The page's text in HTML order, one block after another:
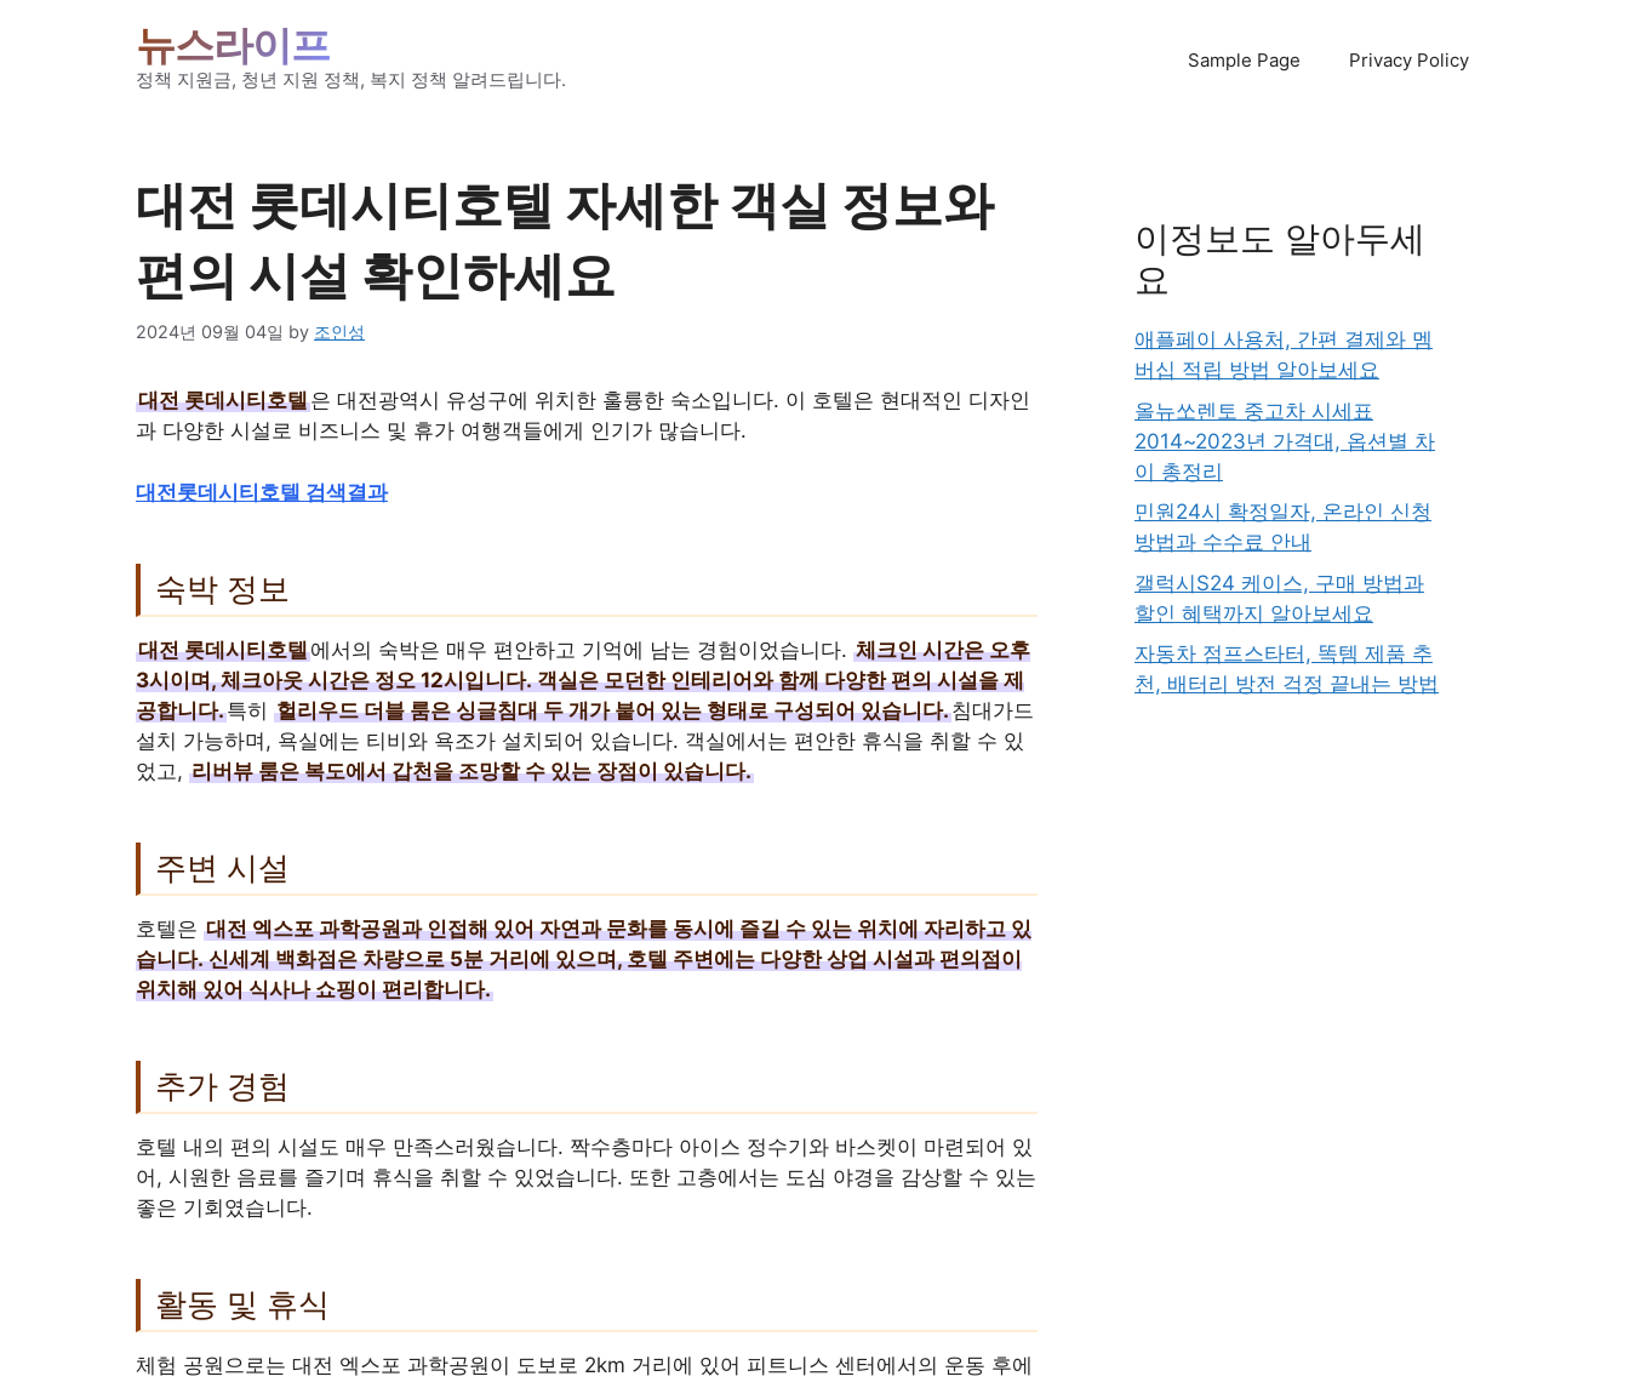
뉴스라이프
정책 지원금, 청년 지원 정책, 복지 정책 알려드립니다.
Sample Page Privacy Policy
대전 롯데시티호텔 자세한 객실 정보와
편의 시설 확인하세요
2024년 09월 04일 by 조인성
대전 롯데시티호텔은 대전광역시 유성구에 위치한 훌륭한 숙소입니다. 이 호텔은 현대적인 디자인
과 다양한 시설로 비즈니스 및 휴가 여행객들에게 인기가 많습니다.
대전롯데시티호텔 검색결과
숙박 정보
대전 롯데시티호텔에서의 숙박은 매우 편안하고 기억에 남는 경험이었습니다. 체크인 시간은 오후
3시이며, 체크아웃 시간은 정오 12시입니다. 객실은 모던한 인테리어와 함께 다양한 편의 시설을 제
공합니다.특히 헐리우드 더블 룸은 싱글침대 두 개가 붙어 있는 형태로 구성되어 있습니다.침대가드
설치 가능하며, 욕실에는 티비와 욕조가 설치되어 있습니다. 객실에서는 편안한 휴식을 취할 수 있
었고, 리버뷰 룸은 복도에서 갑천을 조망할 수 있는 장점이 있습니다.
주변 시설
호텔은 대전 엑스포 과학공원과 인접해 있어 자연과 문화를 동시에 즐길 수 있는 위치에 자리하고 있
습니다. 신세계 백화점은 차량으로 5분 거리에 있으며, 호텔 주변에는 다양한 상업 시설과 편의점이
위치해 있어 식사나 쇼핑이 편리합니다.
추가 경험
호텔 내의 편의 시설도 매우 만족스러웠습니다. 짝수층마다 아이스 정수기와 바스켓이 마련되어 있
어, 시원한 음료를 즐기며 휴식을 취할 수 있었습니다. 또한 고층에서는 도심 야경을 감상할 수 있는
좋은 기회였습니다.
활동 및 휴식
체험 공원으로는 대전 엑스포 과학공원이 도보로 2km 거리에 있어 피트니스 센터에서의 운동 후에
이정보도 알아두세
요
애플페이 사용처, 간편 결제와 멤
버십 적립 방법 알아보세요
올뉴쏘렌토 중고차 시세표
2014~2023년 가격대, 옵션별 차
이 총정리
민원24시 확정일자, 온라인 신청
방법과 수수료 안내
갤럭시S24 케이스, 구매 방법과
할인 혜택까지 알아보세요
자동차 점프스타터, 똑템 제품 추
천, 배터리 방전 걱정 끝내는 방법